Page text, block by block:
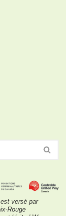
versé par
Rouge